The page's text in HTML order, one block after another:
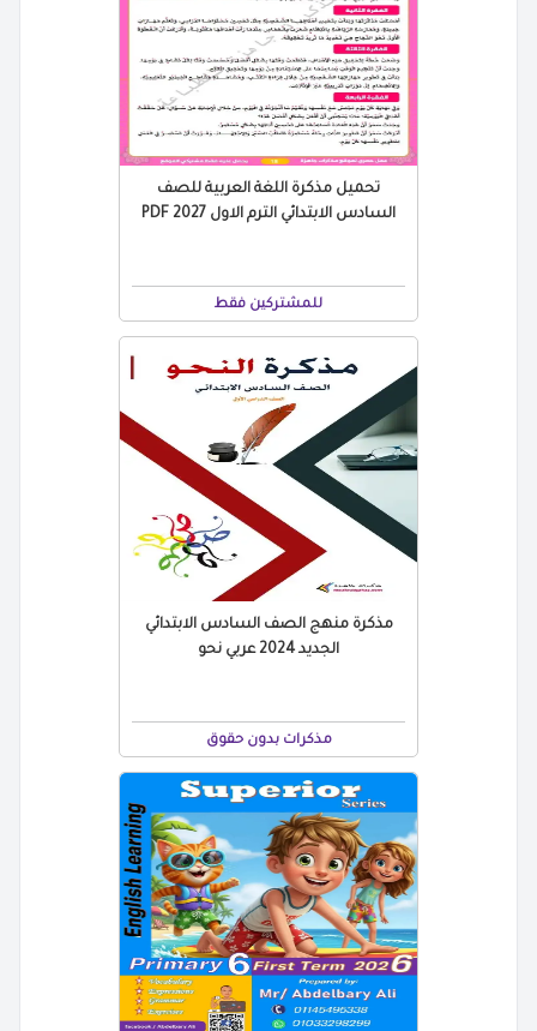
تحميل مذكرة اللغة العربية للصف
السادس الابتدائي الترم الاول 2027 PDF
للمشتركين فقط
مذكرة منهج الصف السادس الابتدائي
الجديد 2024 عربي نحو
مذكرات بدون حقوق